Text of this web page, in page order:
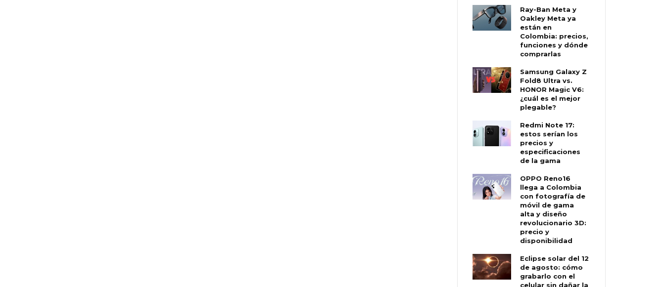
Ray-Ban Meta y
Oakley Meta ya
están en
Colombia: precios,
funciones y dónde
comprarlas
Samsung Galaxy Z
Fold8 Ultra vs.
HONOR Magic V6:
¿cuál es el mejor
plegable?
Redmi Note 17:
estos serían los
precios y
especificaciones
de la gama
OPPO Reno16
llega a Colombia
con fotografía de
móvil de gama
alta y diseño
revolucionario 3D:
precio y
disponibilidad
Eclipse solar del 12
de agosto: cómo
grabarlo con el
celular sin dañar la